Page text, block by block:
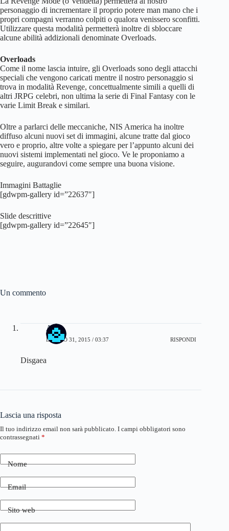
personaggio di incrementare il proprio potere man mano che i
propri compagni verranno colpiti o qualora venissero sconfitti.
Utilizzare questa modalità permetterà inoltre di sbloccare
alcune abilità addizionali denominate Overloads.
Overloads
Come il nome lascia intuire, gli Overloads sono degli attacchi
speciali che vengono caricati mentre il nostro personaggio si
trova in modalità Revenge, concettualmente simili a quelli di
altri JRPG celebri, non ultima la serie di Final Fantasy con le
varie Limit Break e similari.
Oltre a parlarci delle meccaniche, NIS America ha inoltre
diffuso alcuni nuovi set di immagini, alcune tratte dal gioco
vero e proprio, altre volte a spiegare per l’appunto alcuni dei
nuovi sistemi implementati nel gioco. Ve le proponiamo a
seguire, augurandovi come sempre una buona visione.
Immagini Battaglie
[gdwpm-gallery id=”22637″]
Slide descrittive
[gdwpm-gallery id=”22645″]
Un commento
Aries
LUGLIO 31, 2015 / 03:37 RISPONDI
Disgaea
Lascia una risposta
Il tuo indirizzo email non sarà pubblicato. I campi obbligatori sono
contrassegnati *
Nome
Email
Sito web